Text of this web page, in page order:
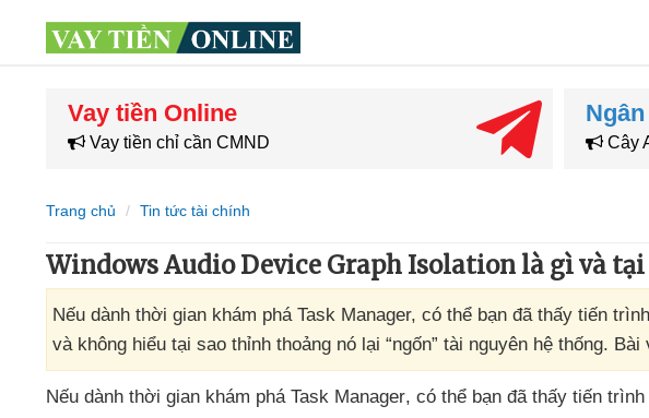
Vay tiền Online
Vay tiền chỉ cần CMND Cây
Trang chủ Tin tức tài chính
Windows Audio Device Graph Isolation là gì và
Nếu dành thời gian khám phá Task Manager, có thể bạn đã thấy tiến
và không hiểu tại sao thỉnh thoảng nó lại “ngốn” tài nguyên hệ thống.
Nếu dành thời gian khám phá Task Manager, có thể bạn đã thấy tiến trình